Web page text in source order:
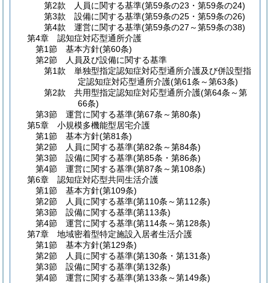
第2款
人員に関する基準(第59条の23・第59条の24)
第3款
設備に関する基準(第59条の25・第59条の26)
第4款
運営に関する基準(第59条の27～第59条の38)
第4章
認知症対応型通所介護
第1節
基本方針(第60条)
第2節
人員及び設備に関する基準
第1款
単独型指定認知症対応型通所介護及び併設型指
定認知症対応型通所介護(第61条～第63条)
第2款
共用型指定認知症対応型通所介護(第64条～第
66条)
第3節
運営に関する基準(第67条～第80条)
第5章
小規模多機能型居宅介護
第1節
基本方針(第81条)
第2節
人員に関する基準(第82条～第84条)
第3節
設備に関する基準(第85条・第86条)
第4節
運営に関する基準(第87条～第108条)
第6章
認知症対応型共同生活介護
第1節
基本方針(第109条)
第2節
人員に関する基準(第110条～第112条)
第3節
設備に関する基準(第113条)
第4節
運営に関する基準(第114条～第128条)
第7章
地域密着型特定施設入居者生活介護
第1節
基本方針(第129条)
第2節
人員に関する基準(第130条・第131条)
第3節
設備に関する基準(第132条)
第4節
運営に関する基準(第133条～第149条)